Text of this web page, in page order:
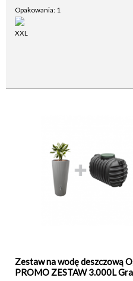
Opakowania: 1
Zestaw na wodę deszczową
PROMO ZESTAW 3.000L